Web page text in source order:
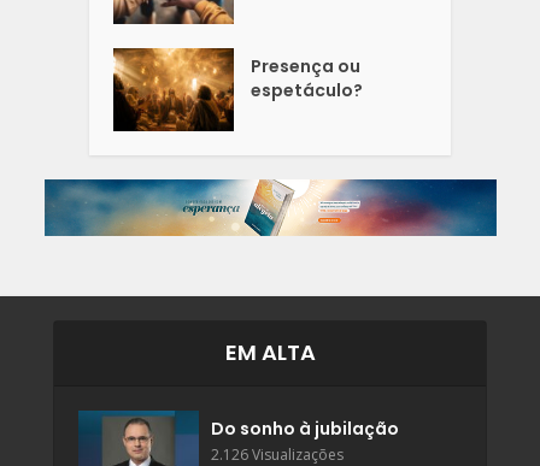
Presença ou
espetáculo?
EM ALTA
Do sonho à jubilação
2.126 Visualizações